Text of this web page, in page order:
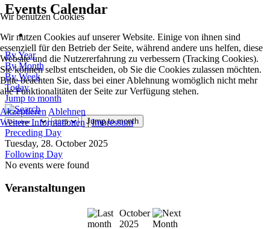
Events Calendar
By Year
By Month
By Week
Today
Jump to month
Jump to month
Preceding Day
Tuesday, 28. October 2025
Following Day
No events were found
Veranstaltungen
October
2025
Wir benutzen Cookies
Wir nutzen Cookies auf unserer Website. Einige von ihnen sind
essenziell für den Betrieb der Seite, während andere uns helfen, diese
Website und die Nutzererfahrung zu verbessern (Tracking Cookies).
Sie können selbst entscheiden, ob Sie die Cookies zulassen möchten.
Bitte beachten Sie, dass bei einer Ablehnung womöglich nicht mehr
alle Funktionalitäten der Seite zur Verfügung stehen.
Akzeptieren Ablehnen
Weitere Informationen|Impressum